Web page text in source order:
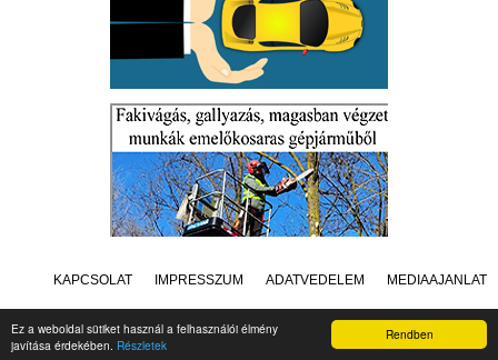
Rendben
Ez a weboldal sütiket használ a felhasználói élmény
javítása érdekében. Részletek
KAPCSOLAT IMPRESSZUM ADATVÉDELEM MÉDIAAJÁNLAT
Készítette:Raster Studio